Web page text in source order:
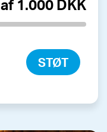
af 1.000 DKK
STØT